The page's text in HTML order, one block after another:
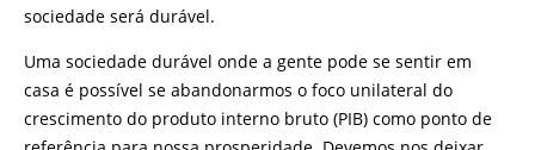
sociedade será durável.
Uma sociedade durável onde a gente pode se sentir em
casa é possível se abandonarmos o foco unilateral do
crescimento do produto interno bruto (PIB) como ponto de